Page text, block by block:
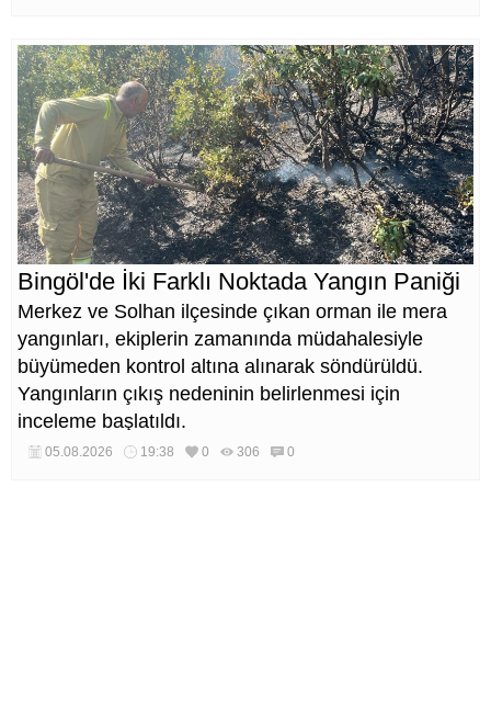
Bingöl'de İki Farklı Noktada Yangın Paniği
Merkez ve Solhan ilçesinde çıkan orman ile mera
yangınları, ekiplerin zamanında müdahalesiyle
büyümeden kontrol altına alınarak söndürüldü.
Yangınların çıkış nedeninin belirlenmesi için
inceleme başlatıldı.
05.08.2026 19:38 0 306 0